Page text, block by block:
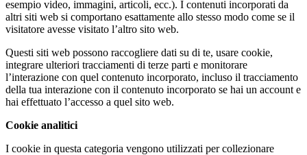
esempio video, immagini, articoli, ecc.). I contenuti incorporati da
altri siti web si comportano esattamente allo stesso modo come se il
visitatore avesse visitato l’altro sito web.
Questi siti web possono raccogliere dati su di te, usare cookie,
integrare ulteriori tracciamenti di terze parti e monitorare
l’interazione con quel contenuto incorporato, incluso il tracciamento
della tua interazione con il contenuto incorporato se hai un account e
hai effettuato l’accesso a quel sito web.
Cookie analitici
I cookie in questa categoria vengono utilizzati per collezionare